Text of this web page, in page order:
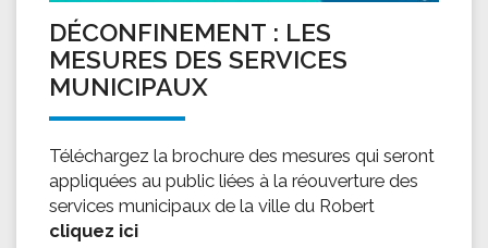
DÉCONFINEMENT : LES
MESURES DES SERVICES
MUNICIPAUX
Téléchargez la brochure des mesures qui seront
appliquées au public liées à la réouverture des
services municipaux de la ville du Robert
cliquez ici